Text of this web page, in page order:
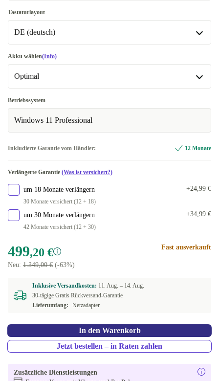
Tastaturlayout
DE (deutsch)
BE (belgisch)
CZ (tschechisch)
DE (deutsch)
ES (spanisch)
IT (italienisch)
ND (nordisch)
PL (polnisch)
SI (slowenisch)
Akku wählen(Info)
Optimal
Optimal
Neu
Betriebssystem
Windows 11 Professional
Inkludierte Garantie vom Händler: 12 Monate
Verlängerte Garantie (Was ist versichert?)
um 18 Monate verlängern
30 Monate versichert (12 + 18)
+24,99 €
um 30 Monate verlängern
42 Monate versichert (12 + 30)
+34,99 €
499,20 €
Neu: 1.349,00 € (-63%)
Fast ausverkauft
Inklusive Versandkosten: 11. Aug. – 14. Aug.
30-tägige Gratis Rückversand-Garantie
Lieferumfang:
Netzadapter
In den Warenkorb
Jetzt bestellen – in Raten zahlen
Zusätzliche Dienstleistungen